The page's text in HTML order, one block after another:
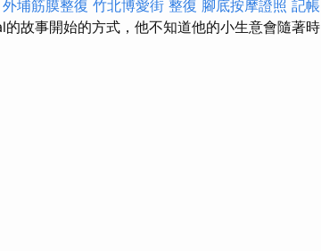
外埔筋膜整復 竹北博愛街 整復 腳底按摩證照 記帳
的故事開始的方式，他不知道他的小生意會隨著時